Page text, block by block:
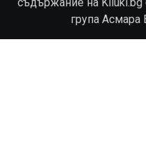
съдържание на
група